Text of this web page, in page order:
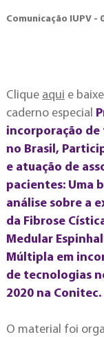
Comunicação IUPV -
Clique aqui e
caderno especial
incorporação
no Brasil,
e atuação de
pacientes: Uma
análise sobre a
da Fibrose
Medular
Múltipla em
de tecnologias
2020 na Conitec.
O material foi